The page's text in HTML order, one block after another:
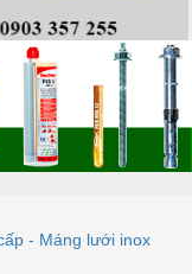
- Máng lưới inox